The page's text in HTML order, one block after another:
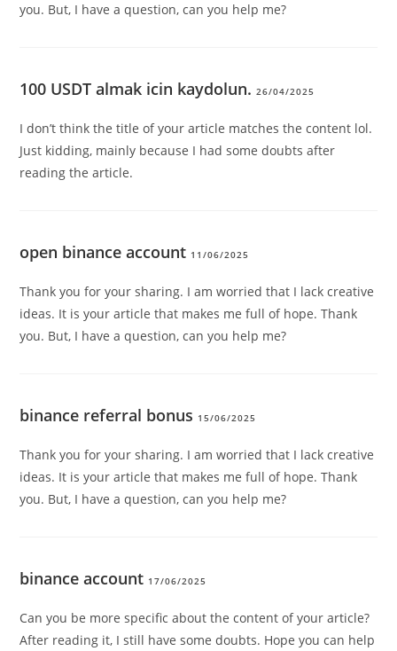
you. But, I have a question, can you help me?
100 USDT almak icin kaydolun. 26/04/2025
I don’t think the title of your article matches the content lol.
Just kidding, mainly because I had some doubts after
reading the article.
open binance account 11/06/2025
Thank you for your sharing. I am worried that I lack creative
ideas. It is your article that makes me full of hope. Thank
you. But, I have a question, can you help me?
binance referral bonus 15/06/2025
Thank you for your sharing. I am worried that I lack creative
ideas. It is your article that makes me full of hope. Thank
you. But, I have a question, can you help me?
binance account 17/06/2025
Can you be more specific about the content of your article?
After reading it, I still have some doubts. Hope you can help